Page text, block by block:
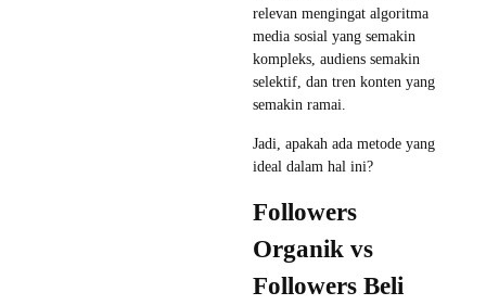
relevan mengingat algoritma
media sosial yang semakin
kompleks, audiens semakin
selektif, dan tren konten yang
semakin ramai.
Jadi, apakah ada metode yang
ideal dalam hal ini?
Followers
Organik vs
Followers Beli